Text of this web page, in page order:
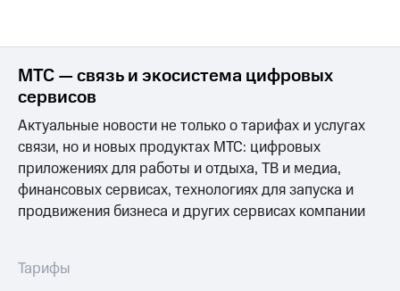
МТС — связь и экосистема цифровых
сервисов
Актуальные новости не только о тарифах и услугах
связи, но и новых продуктах МТС: цифровых
приложениях для работы и отдыха, ТВ и медиа,
финансовых сервисах, технологиях для запуска и
продвижения бизнеса и других сервисах компании
Тарифы